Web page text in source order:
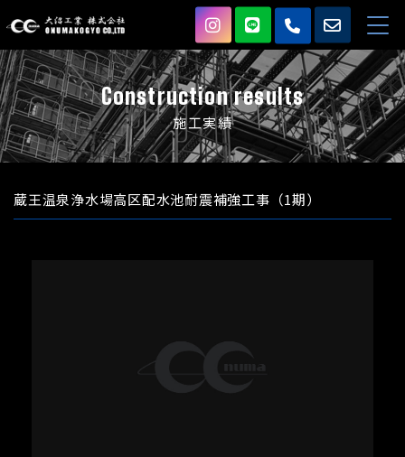
Construction results
施工実績
蔵王温泉浄水場高区配水池耐震補強工事（1期）